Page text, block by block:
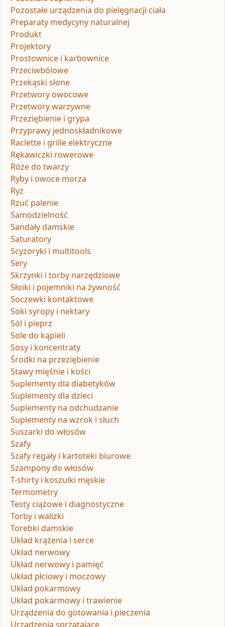
Pozostałe urządzenia do pielęgnacji ciała
Preparaty medycyny naturalnej
Produkt
Projektory
Prostownice i karbownice
Przeciwbólowe
Przekąski słone
Przetwory owocowe
Przetwory warzywne
Przeziębienie i grypa
Przyprawy jednoskładnikowe
Raclette i grille elektryczne
Rękawiczki rowerowe
Róże do twarzy
Ryby i owoce morza
Ryż
Rzuć palenie
Samodzielność
Sandały damskie
Saturatory
Scyzoryki i multitools
Sery
Skrzynki i torby narzędziowe
Słoiki i pojemniki na żywność
Soczewki kontaktowe
Soki syropy i nektary
Sól i pieprz
Sole do kąpieli
Sosy i koncentraty
Środki na przeziębienie
Stawy mięśnie i kości
Suplementy dla diabetyków
Suplementy dla dzieci
Suplementy na odchudzanie
Suplementy na wzrok i słuch
Suszarki do włosów
Szafy
Szafy regały i kartoteki biurowe
Szampony do włosów
T-shirty i koszulki męskie
Termometry
Testy ciążowe i diagnostyczne
Torby i walizki
Torebki damskie
Układ krążenia i serce
Układ nerwowy
Układ nerwowy i pamięć
Układ płciowy i moczowy
Układ pokarmowy
Układ pokarmowy i trawienie
Urządzenia do gotowania i pieczenia
Urządzenia sprzątające